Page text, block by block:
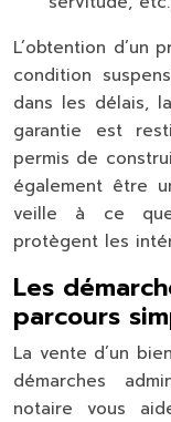
L’obtention d’un
condition
dans les délais,
garantie est
permis de
également être
veille à ce
protègent les
Les
parcours
La vente d’un
démarches
notaire vous